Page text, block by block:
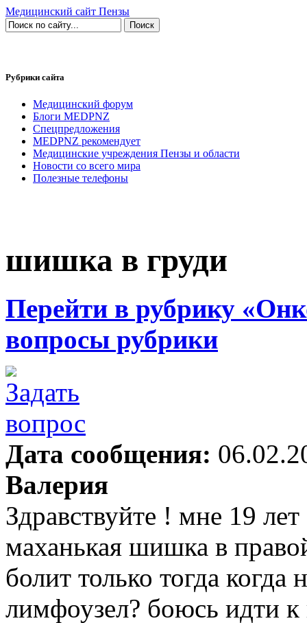
Медицинский сайт Пензы
Рубрики сайта
Медицинский форум
Блоги MEDPNZ
Спецпредложения
MEDPNZ рекомендует
Медицинские учреждения Пензы и области
Новости со всего мира
Полезные телефоны
шишка в груди
Перейти в рубрику
вопросы рубрики
Дата сообщения:
Валерия
Здравствуйте ! мне 19
маханькая шишка в
болит только тогда
лимфоузел? боюсь идти к